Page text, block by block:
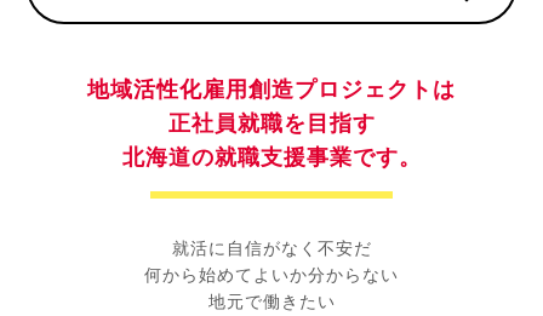
地域活性化雇用創造プロジェクトは
正社員就職を目指す
北海道の就職支援事業です。
就活に自信がなく不安だ
何から始めてよいか分からない
地元で働きたい